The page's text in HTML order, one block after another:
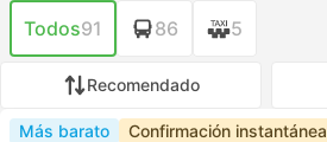
Todos91 86 5
Recomendado
Más barato Confirmación instantánea